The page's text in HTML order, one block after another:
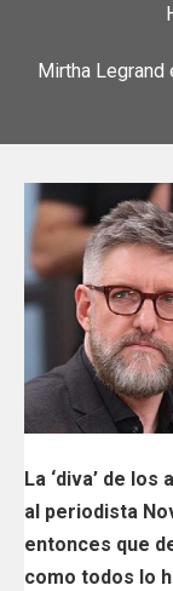
Mirtha Legrand
La ‘diva’ de
al periodista
entonces que
como todos lo